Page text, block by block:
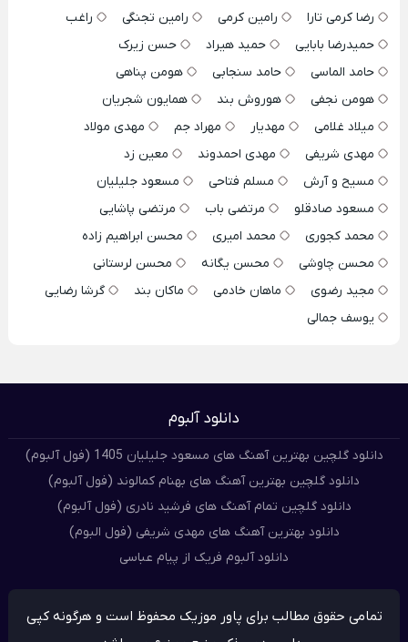
رضا کرمی تارا
رامین کرمی رامین تجنگی
راغب
حمیدرضا بابایی
حمید هیراد
حسن زیرک
حامد الماسی
حامد سنجابی
هومن پناهی
هومن نجفی
هوروش بند
همایون شجریان
میلاد غلامی
مهدیار مهراد جم
مهدی مولاد
مهدی شریفی
مهدی احمدوند
معین زد
مسیح و آرش
مسلم فتاحی
مسعود جلیلیان
مسعود صادقلو
مرتضی باب
مرتضی پاشایی
محمد کجوری
محمد امیری
محسن ابراهیم زاده
محسن چاوشی
محسن یگانه
محسن لرستانی
مجید رضوی
ماهان خادمی ماکان بند
گرشا رضایی
یوسف جمالی
دانلود آلبوم
دانلود گلچین بهترین آهنگ های مسعود جلیلیان 1405 (فول آلبوم)
دانلود گلچین بهترین آهنگ های بهنام کمالوند (فول آلبوم)
دانلود گلچین تمام آهنگ های فرشید نادری (فول آلبوم)
دانلود بهترین آهنگ های مهدی شریفی (فول البوم)
دانلود آلبوم فریک از پیام عباسی
تمامی حقوق مطالب برای پاور موزیک محفوظ است و هرگونه کپی